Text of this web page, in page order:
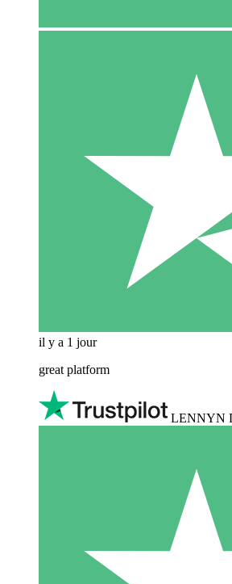
il y a 1 jour
great platform
LENNYN